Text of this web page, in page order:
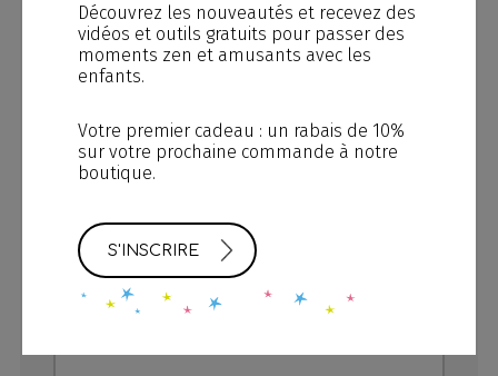
Découvrez les nouveautés et recevez des
vidéos et outils gratuits pour passer des
moments zen et amusants avec les
enfants.
Votre premier cadeau : un rabais de 10%
sur votre prochaine commande à notre
boutique.
S'INSCRIRE
Courriel
Téléphone
Message